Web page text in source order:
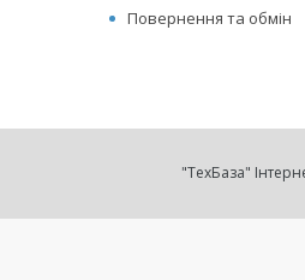
Повернення та обмін